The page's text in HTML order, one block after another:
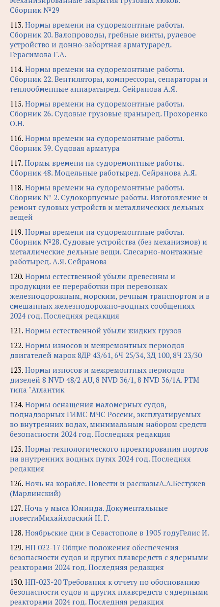
Сборник №29
113. Нормы времени на судоремонтные работы.
Сборник 20. Валопроводы, гребные винты, рулевое
устройство и донно-забортная арматураред.
Герасимова Г.А.
114. Нормы времени на судоремонтные работы.
Сборник 22. Вентиляторы, компрессоры, сепараторы и
теплообменные аппаратыред. Сейранова А.Я.
115. Нормы времени на судоремонтные работы.
Сборник 26. Судовые грузовые краныред. Прохоренко
О.Н.
116. Нормы времени на судоремонтные работы.
Сборник 39. Судовая арматура
117. Нормы времени на судоремонтные работы.
Сборник 48. Модельные работыред. Сейранова А.Я.
118. Нормы времени на судоремонтные работы.
Сборник № 2. Судокорпусные работы. Изготовление и
ремонт судовых устройств и металлических дельных
вещей
119. Нормы времени на судоремонтные работы.
Сборник №28. Судовые устройства (без механизмов) и
металлические дельные вещи. Слесарно-монтажные
работыред. А.Я. Сейранова
120. Нормы естественной убыли древесины и
продукции ее переработки при перевозках
железнодорожным, морским, речным транспортом и в
смешанных железнодорожно-водных сообщениях
2024 год. Последняя редакция
121. Нормы естественной убыли жидких грузов
122. Нормы износов и межремонтных периодов
двигателей марок 8ДР 43/61, 6Ч 25/34, 3Д 100, 8Ч 23/30
123. Нормы износов и межремонтных периодов
дизелей 8 NVD 48/2 AU, 8 NVD 36/1, 8 NVD 36/1A. РТМ
типа "Атлантик
124. Нормы оснащения маломерных судов,
поднадзорных ГИМС МЧС России, эксплуатируемых
во внутренних водах, минимальным набором средств
безопасности 2024 год. Последняя редакция
125. Нормы технологического проектирования портов
на внутренних водных путях 2024 год. Последняя
редакция
126. Ночь на корабле. Повести и рассказыА.А.Бестужев
(Марлинский)
127. Ночь у мыса Юминда. Документальные
повестиМихайловский Н. Г.
128. Ноябрьские дни в Севастополе в 1905 годуГелис И.
129. НП 022-17 Общие положения обеспечения
безопасности судов и других плавсредств с ядерными
реакторами 2024 год. Последняя редакция
130. НП-023-20 Требования к отчету по обоснованию
безопасности судов и других плавсредств с ядерными
реакторами 2024 год. Последняя редакция